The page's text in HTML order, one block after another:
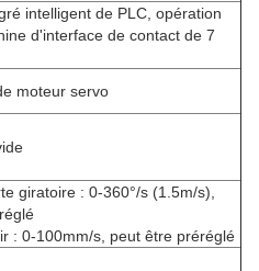
intelligent de PLC, opération
d'interface de contact de 7
moteur servo
giratoire : 0-360°/s (1.5m/s),
: 0-100mm/s, peut être préréglé